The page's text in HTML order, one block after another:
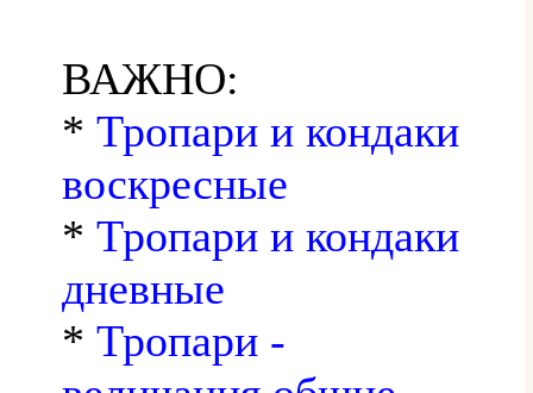
ВАЖНО:
* Тропари и кондаки
воскресные
* Тропари и кондаки
дневные
* Тропари -